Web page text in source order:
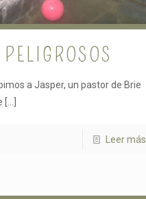
a Jasper, un pastor de Brie
Leer más